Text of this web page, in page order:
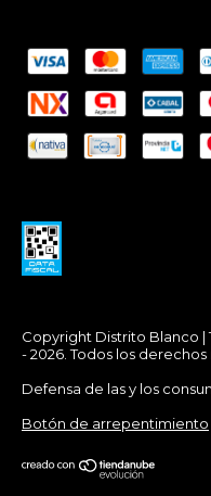
Copyright Distrito Blanco |
- 2026. Todos los derechos
Defensa de las y los
Botón de arrepentimiento